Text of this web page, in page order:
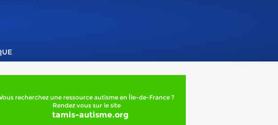
recherchez une ressource autisme en Île-de-France ?
Rendez vous sur le site
tamis-autisme.org